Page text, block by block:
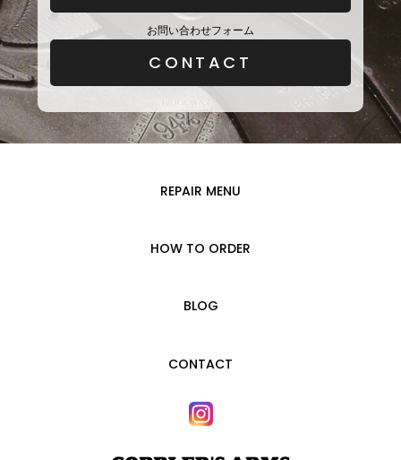
お問い合わせフォーム
CONTACT
REPAIR MENU
HOW TO ORDER
BLOG
CONTACT